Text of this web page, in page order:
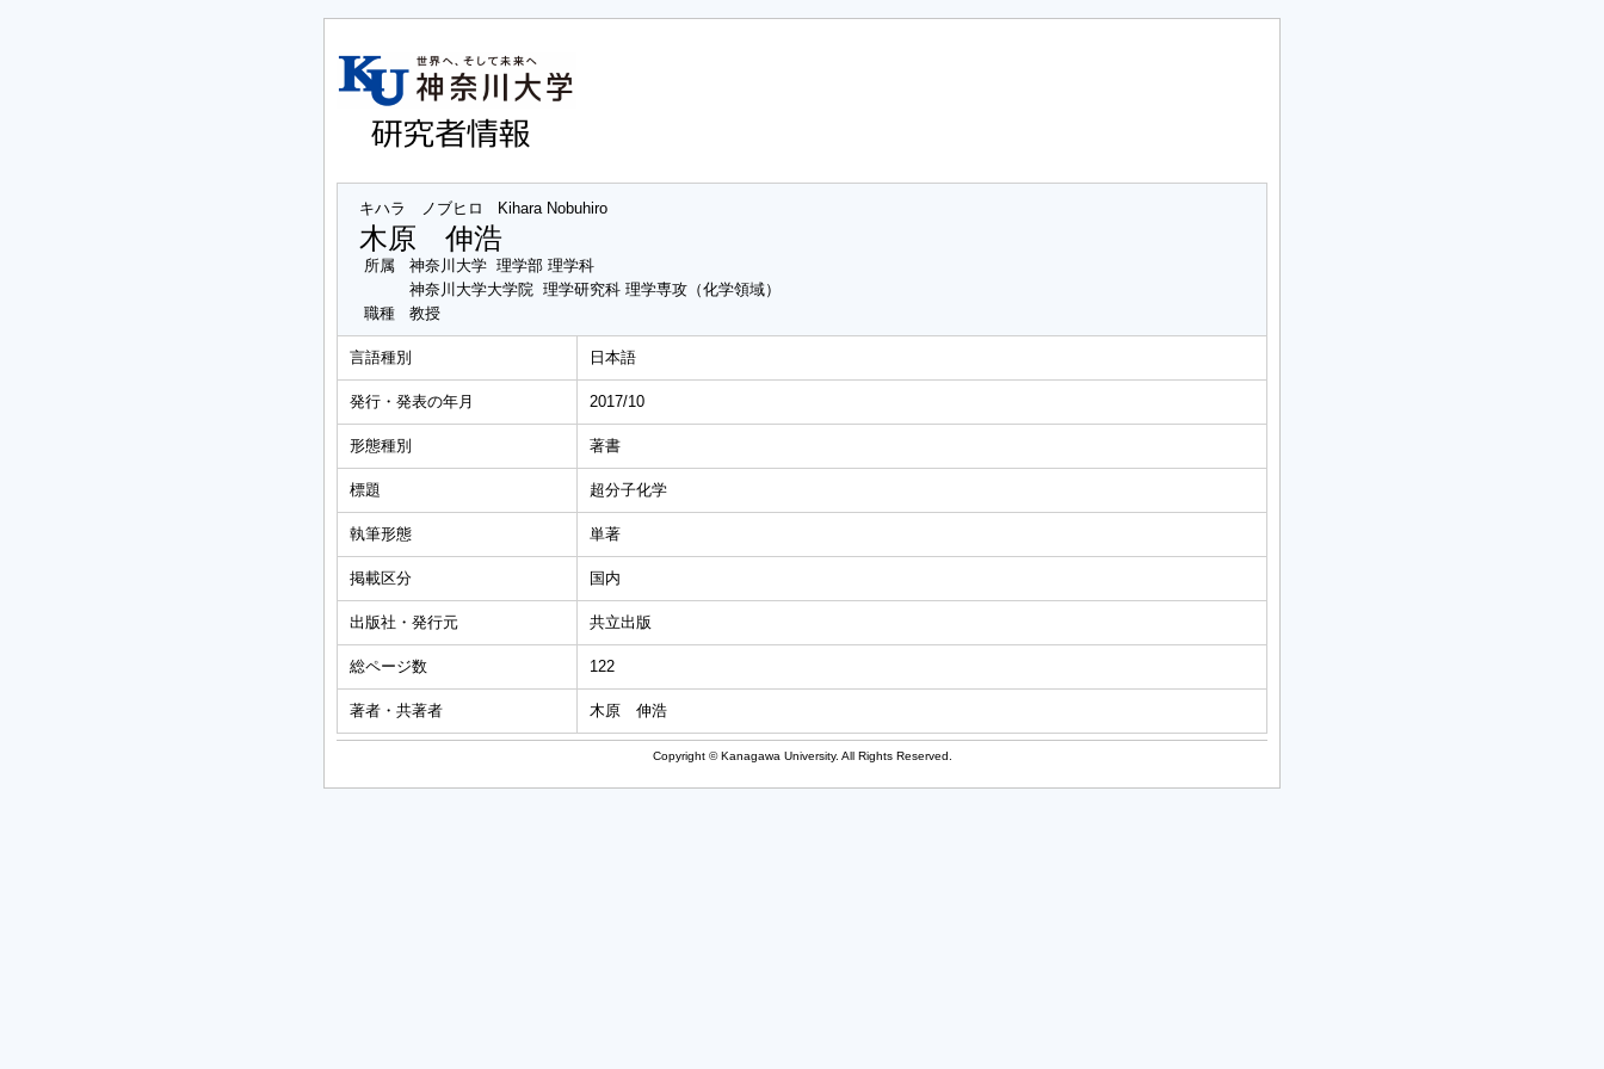
キハラ ノブヒロ Kihara Nobuhiro
木原 伸浩
所属
神奈川大学 理学部 理学科
神奈川大学大学院 理学研究科 理学専攻（化学領域）
職種
教授
言語種別 日本語
発行・発表の年月 2017/10
形態種別 著書
標題 超分子化学
執筆形態 単著
掲載区分 国内
出版社・発行元 共立出版
総ページ数 122
著者・共著者 木原 伸浩
Copyright © Kanagawa University. All Rights Reserved.